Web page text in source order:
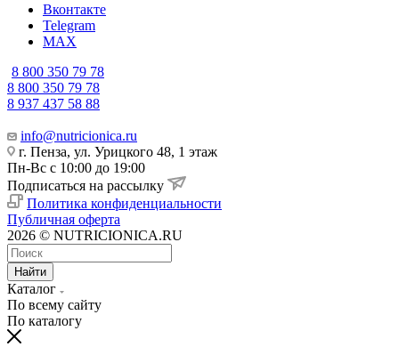
Вконтакте
Telegram
MAX
8 800 350 79 78
8 800 350 79 78
8 937 437 58 88
info@nutricionica.ru
г. Пенза, ул. Урицкого 48, 1 этаж
Пн-Вс с 10:00 до 19:00
Подписаться на рассылку
Политика конфиденциальности
Публичная оферта
2026 © NUTRICIONICA.RU
Найти
Каталог
По всему сайту
По каталогу